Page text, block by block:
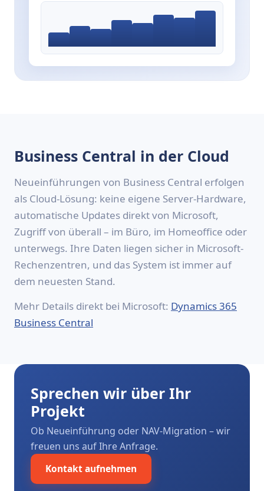
Business Central in der Cloud
Neueinführungen von Business Central erfolgen
als Cloud-Lösung: keine eigene Server-Hardware,
automatische Updates direkt von Microsoft,
Zugriff von überall – im Büro, im Homeoffice oder
unterwegs. Ihre Daten liegen sicher in Microsoft-
Rechenzentren, und das System ist immer auf
dem neuesten Stand.
Mehr Details direkt bei Microsoft: Dynamics 365
Business Central
Sprechen wir über Ihr
Projekt
Ob Neueinführung oder NAV-Migration – wir
freuen uns auf Ihre Anfrage.
Kontakt aufnehmen